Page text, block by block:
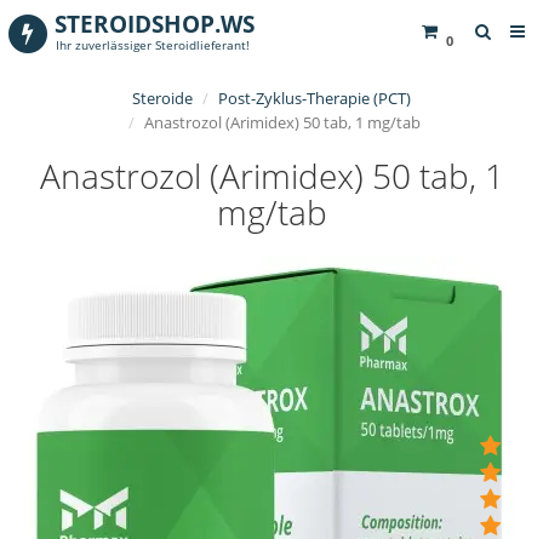
0
STEROIDSHOP.WS
Ihr zuverlässiger Steroidlieferant!
Steroide
Post-Zyklus-Therapie (PCT)
Anastrozol (Arimidex) 50 tab, 1 mg/tab
Anastrozol (Arimidex) 50 tab, 1
mg/tab